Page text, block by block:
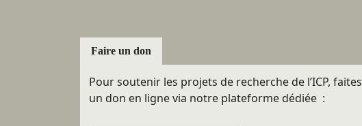
Faire un don
Pour soutenir les projets de recherche de l’ICP, faites
un don en ligne via notre plateforme dédiée :